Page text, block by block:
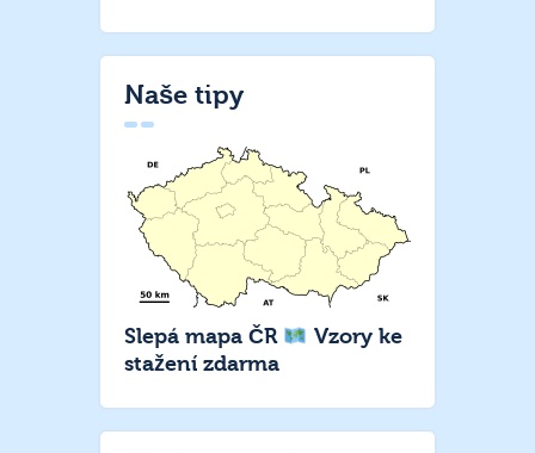
Naše tipy
Slepá mapa ČR
Vzory ke
stažení zdarma